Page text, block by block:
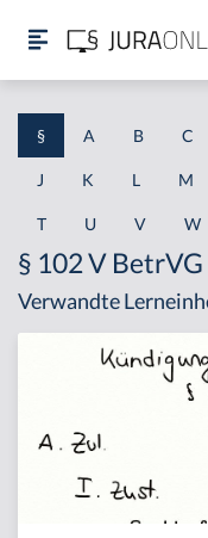
§ A B C
J K L M
T U V W
§ 102 V BetrVG
Verwandte